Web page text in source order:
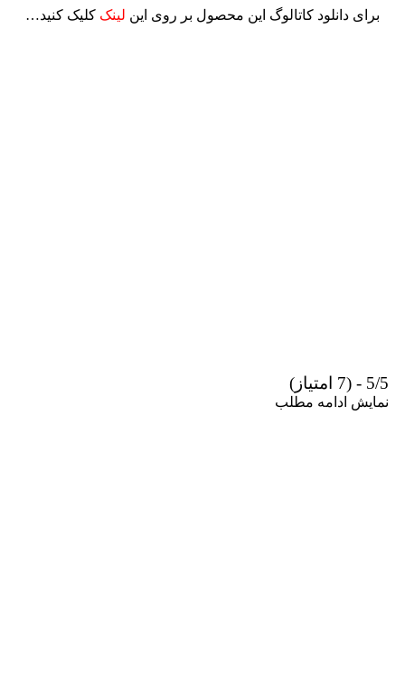
برای دانلود کاتالوگ این محصول بر روی اینلینککلیک کنید…
5/5 - (7 امتیاز)
نمایشادامه مطلب